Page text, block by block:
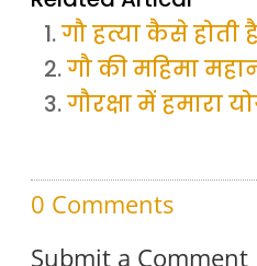
गौ हत्या कैसे होती
गौ की महिमा
गौरक्षा में हमारा
0 Comments
Submit a Comment